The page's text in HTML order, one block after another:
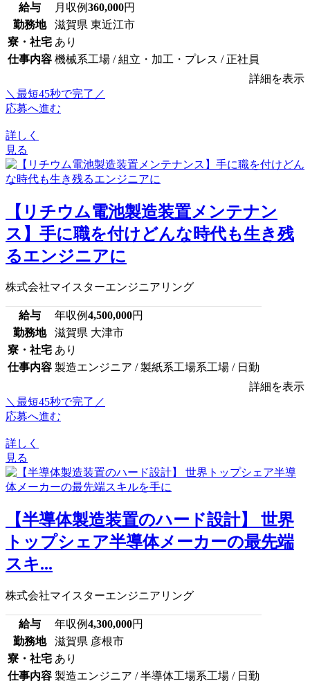
給与 月収例360,000円
勤務地
滋賀県 東近江市
寮・社宅 あり
仕事内容 機械系工場 / 組立・加工・プレス / 正社員
詳細を表示
＼最短45秒で完了／
応募へ進む
詳しく
見る
【リチウム電池製造装置メンテナン
ス】手に職を付けどんな時代も生き残
るエンジニアに
株式会社マイスターエンジニアリング
給与 年収例4,500,000円
勤務地
滋賀県 大津市
寮・社宅 あり
仕事内容 製造エンジニア / 製紙系工場系工場 / 日勤
詳細を表示
＼最短45秒で完了／
応募へ進む
詳しく
見る
【半導体製造装置のハード設計】 世界
トップシェア半導体メーカーの最先端
スキ...
株式会社マイスターエンジニアリング
給与 年収例4,300,000円
勤務地
滋賀県 彦根市
寮・社宅 あり
仕事内容 製造エンジニア / 半導体工場系工場 / 日勤